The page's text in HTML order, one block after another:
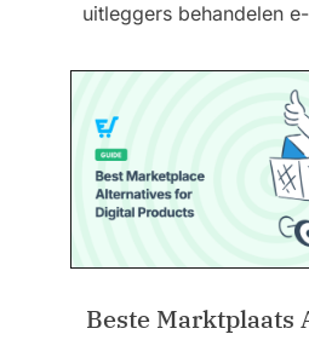
uitleggers behandelen
Beste Marktplaats